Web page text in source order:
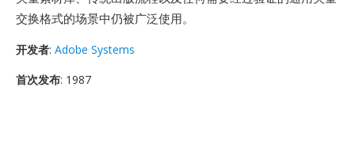
交换格式的场景中仍被广泛使用。
开发者: Adobe Systems
首次发布: 1987